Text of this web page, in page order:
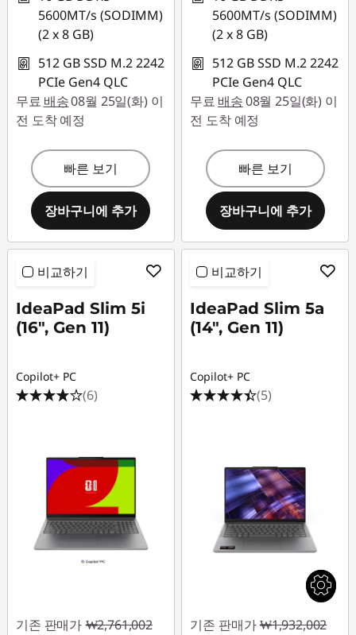
5600MT/s (SODIMM)
(2 x 8 GB)
512 GB SSD M.2 2242
PCIe Gen4 QLC
무료 배송08월 25일(화) 이
전 도착 예정
빠른 보기
장바구니에 추가
5600MT/s (SODIMM)
(2 x 8 GB)
512 GB SSD M.2 2242
PCIe Gen4 QLC
무료 배송08월 25일(화) 이
전 도착 예정
빠른 보기
장바구니에 추가
비교하기
IdeaPad Slim 5i
(16", Gen 11)
Copilot+ PC
(6)
기존 판매가 ₩2,761,002
비교하기
IdeaPad Slim 5a
(14", Gen 11)
Copilot+ PC
(5)
기존 판매가 ₩1,932,002